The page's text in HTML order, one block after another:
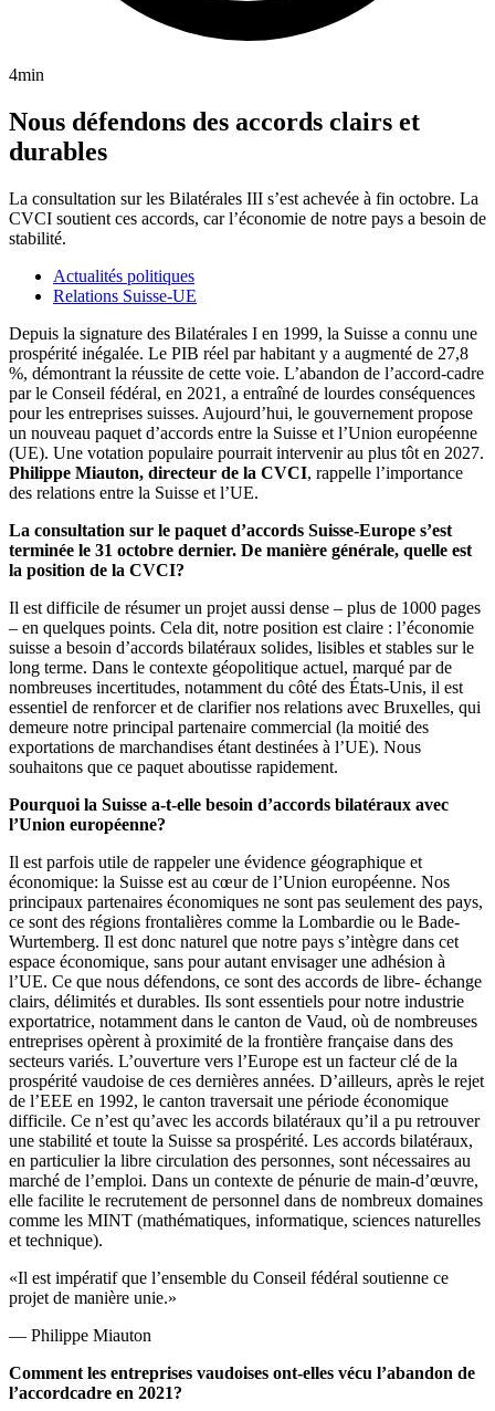
4min
Nous défendons des accords clairs et
durables
La consultation sur les Bilatérales III s’est achevée à fin octobre. La
CVCI soutient ces accords, car l’économie de notre pays a besoin de
stabilité.
Actualités politiques
Relations Suisse-UE
Depuis la signature des Bilatérales I en 1999, la Suisse a connu une
prospérité inégalée. Le PIB réel par habitant y a augmenté de 27,8
%, démontrant la réussite de cette voie. L’abandon de l’accord-cadre
par le Conseil fédéral, en 2021, a entraîné de lourdes conséquences
pour les entreprises suisses. Aujourd’hui, le gouvernement propose
un nouveau paquet d’accords entre la Suisse et l’Union européenne
(UE). Une votation populaire pourrait intervenir au plus tôt en 2027.
Philippe Miauton, directeur de la CVCI, rappelle l’importance
des relations entre la Suisse et l’UE.
La consultation sur le paquet d’accords Suisse-Europe s’est
terminée le 31 octobre dernier. De manière générale, quelle est
la position de la CVCI?
Il est difficile de résumer un projet aussi dense – plus de 1000 pages
– en quelques points. Cela dit, notre position est claire : l’économie
suisse a besoin d’accords bilatéraux solides, lisibles et stables sur le
long terme. Dans le contexte géopolitique actuel, marqué par de
nombreuses incertitudes, notamment du côté des États-Unis, il est
essentiel de renforcer et de clarifier nos relations avec Bruxelles, qui
demeure notre principal partenaire commercial (la moitié des
exportations de marchandises étant destinées à l’UE). Nous
souhaitons que ce paquet aboutisse rapidement.
Pourquoi la Suisse a-t-elle besoin d’accords bilatéraux avec
l’Union européenne?
Il est parfois utile de rappeler une évidence géographique et
économique: la Suisse est au cœur de l’Union européenne. Nos
principaux partenaires économiques ne sont pas seulement des pays,
ce sont des régions frontalières comme la Lombardie ou le Bade-
Wurtemberg. Il est donc naturel que notre pays s’intègre dans cet
espace économique, sans pour autant envisager une adhésion à
l’UE. Ce que nous défendons, ce sont des accords de libre- échange
clairs, délimités et durables. Ils sont essentiels pour notre industrie
exportatrice, notamment dans le canton de Vaud, où de nombreuses
entreprises opèrent à proximité de la frontière française dans des
secteurs variés. L’ouverture vers l’Europe est un facteur clé de la
prospérité vaudoise de ces dernières années. D’ailleurs, après le rejet
de l’EEE en 1992, le canton traversait une période économique
difficile. Ce n’est qu’avec les accords bilatéraux qu’il a pu retrouver
une stabilité et toute la Suisse sa prospérité. Les accords bilatéraux,
en particulier la libre circulation des personnes, sont nécessaires au
marché de l’emploi. Dans un contexte de pénurie de main-d’œuvre,
elle facilite le recrutement de personnel dans de nombreux domaines
comme les MINT (mathématiques, informatique, sciences naturelles
et technique).
«Il est impératif que l’ensemble du Conseil fédéral soutienne ce
projet de manière unie.»
— Philippe Miauton
Comment les entreprises vaudoises ont-elles vécu l’abandon de
l’accordcadre en 2021?